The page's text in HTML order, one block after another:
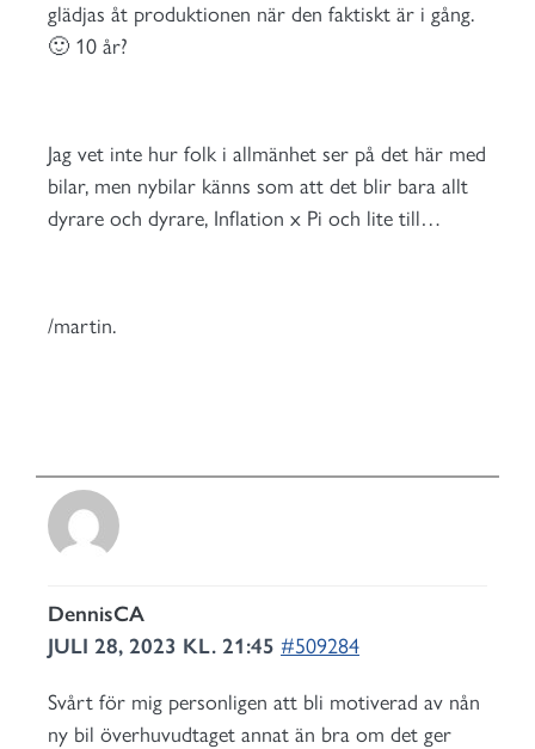
glädjas åt produktionen när den faktiskt är i gång.
🙂 10 år?
Jag vet inte hur folk i allmänhet ser på det här med
bilar, men nybilar känns som att det blir bara allt
dyrare och dyrare, Inflation x Pi och lite till…
/martin.
DennisCA
JULI 28, 2023 KL. 21:45 #509284
Svårt för mig personligen att bli motiverad av nån
ny bil överhuvudtaget annat än bra om det ger